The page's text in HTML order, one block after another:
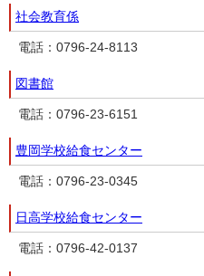
社会教育係
電話：0796-24-8113
図書館
電話：0796-23-6151
豊岡学校給食センター
電話：0796-23-0345
日高学校給食センター
電話：0796-42-0137